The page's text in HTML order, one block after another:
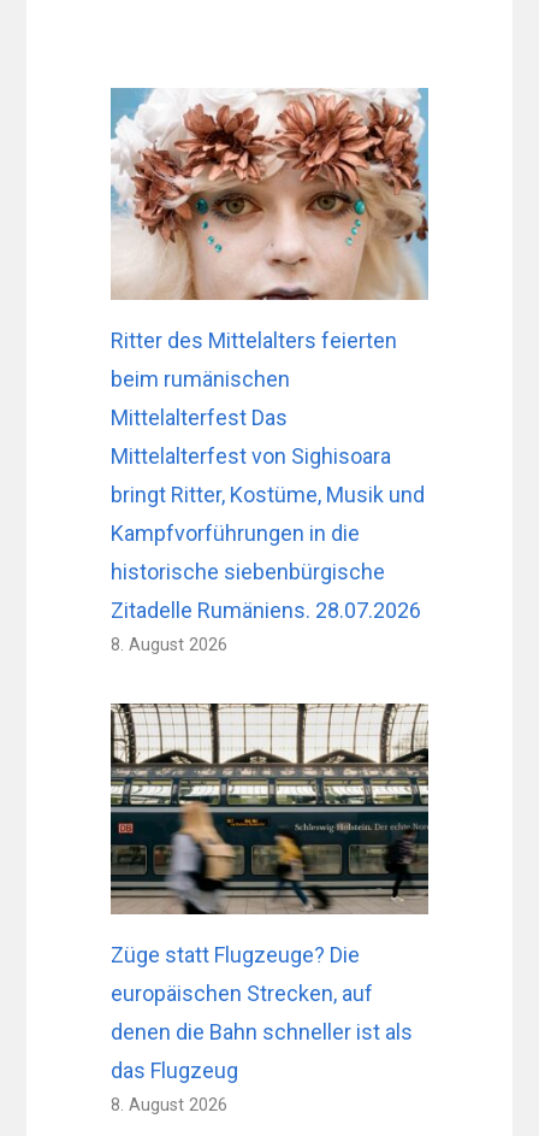
Ritter des Mittelalters feierten
beim rumänischen
Mittelalterfest Das
Mittelalterfest von Sighisoara
bringt Ritter, Kostüme, Musik und
Kampfvorführungen in die
historische siebenbürgische
Zitadelle Rumäniens. 28.07.2026
8. August 2026
Züge statt Flugzeuge? Die
europäischen Strecken, auf
denen die Bahn schneller ist als
das Flugzeug
8. August 2026